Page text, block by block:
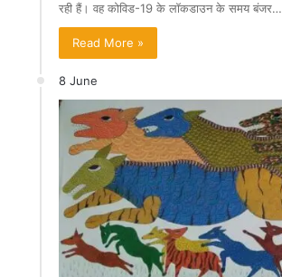
रही हैं। वह कोविड-19 के लॉकडाउन के समय बंजर…
Read More »
8 June